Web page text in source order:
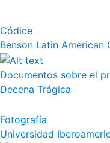
Códice
Benson Latin American
Documentos sobre el
Decena Trágica
Fotografía
Universidad